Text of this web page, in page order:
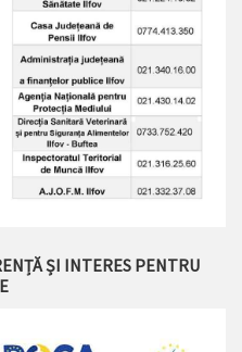
ȘI INTERES PENTRU